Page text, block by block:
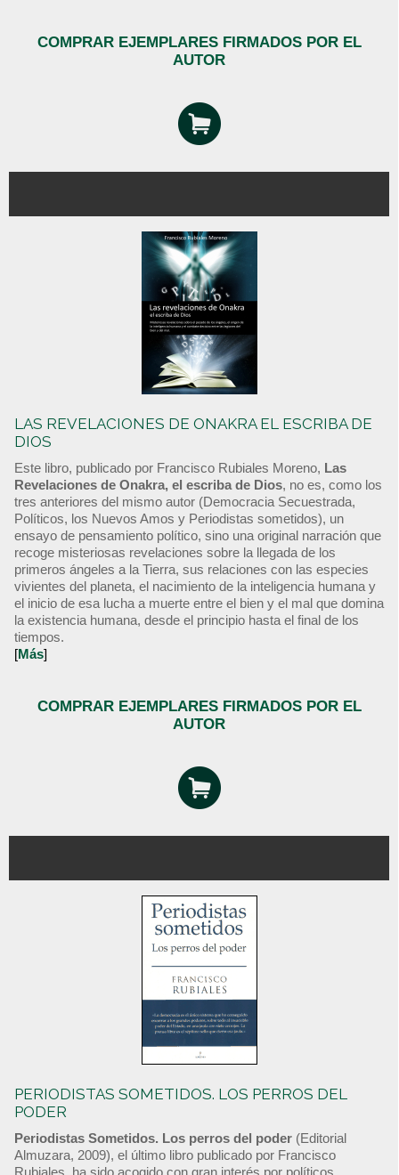
COMPRAR EJEMPLARES FIRMADOS POR EL
AUTOR
LAS REVELACIONES DE ONAKRA EL ESCRIBA DE
DIOS
Este libro, publicado por Francisco Rubiales Moreno, Las
Revelaciones de Onakra, el escriba de Dios, no es, como los
tres anteriores del mismo autor (Democracia Secuestrada,
Políticos, los Nuevos Amos y Periodistas sometidos), un
ensayo de pensamiento político, sino una original narración que
recoge misteriosas revelaciones sobre la llegada de los
primeros ángeles a la Tierra, sus relaciones con las especies
vivientes del planeta, el nacimiento de la inteligencia humana y
el inicio de esa lucha a muerte entre el bien y el mal que domina
la existencia humana, desde el principio hasta el final de los
tiempos.
[Más]
COMPRAR EJEMPLARES FIRMADOS POR EL
AUTOR
PERIODISTAS SOMETIDOS. LOS PERROS DEL
PODER
Periodistas Sometidos. Los perros del poder (Editorial
Almuzara, 2009), el último libro publicado por Francisco